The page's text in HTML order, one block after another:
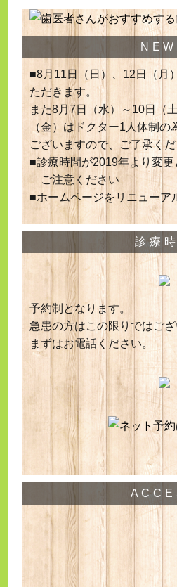
■8月11日（日）、12日（月
ただきます。
また8月7日（水）～10日（
（金）はドクター1人体制
ございますので、ご了承くだ
■診療時間が2019年より変更
ご注意ください
■ホームページをリニューア
診療
予約制となります。
急患の方はこの限りではござ
まずはお電話ください。